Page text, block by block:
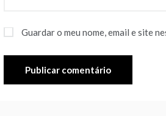
Guardar o meu nome, email e site